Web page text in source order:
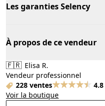
Les garanties Selency
À propos de ce vendeur
🇫🇷 Elisa R.
Vendeur professionnel
228 ventes
4.8
Voir la boutique